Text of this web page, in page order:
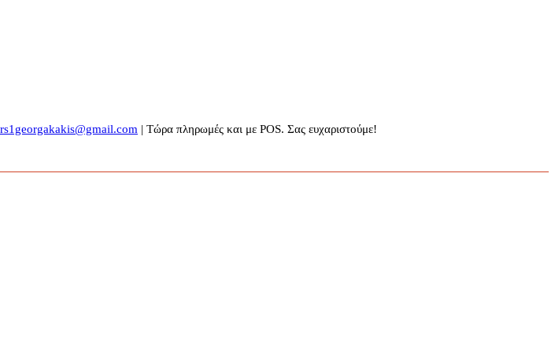
| Τώρα πληρωμές και με POS. Σας ευχαριστούμε!